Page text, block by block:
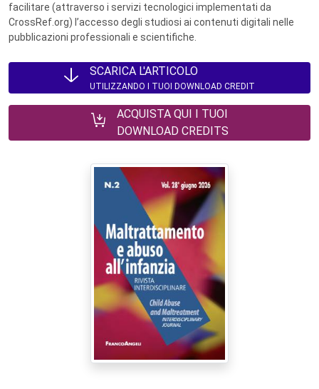
facilitare (attraverso i servizi tecnologici implementati da
CrossRef.org) l’accesso degli studiosi ai contenuti digitali nelle
pubblicazioni professionali e scientifiche.
SCARICA L'ARTICOLO
UTILIZZANDO I TUOI DOWNLOAD CREDIT
ACQUISTA QUI I TUOI
DOWNLOAD CREDITS